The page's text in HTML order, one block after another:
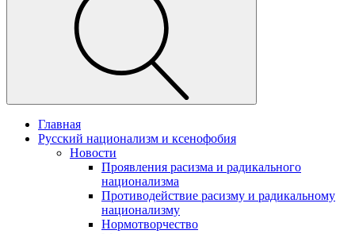
Главная
Русский национализм и ксенофобия
Новости
Проявления расизма и радикального
национализма
Противодействие расизму и радикальному
национализму
Нормотворчество